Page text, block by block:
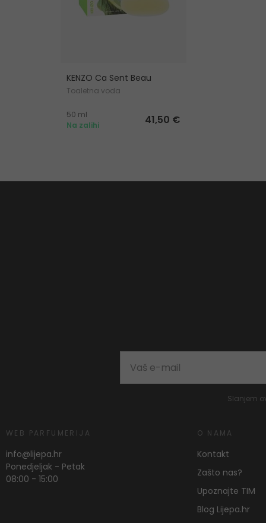
KENZO Ca Sent Beau
Toaletna voda
50 ml
Na zalihi
41,50 €
Slanjem
WEB PARFUMERIJA
info@lijepa.hr
Ponedjeljak - Petak
08:00 - 15:00
O NAMA
Kontakt
Zašto nas?
Upoznajte TIM
Blog Lijepa.hr